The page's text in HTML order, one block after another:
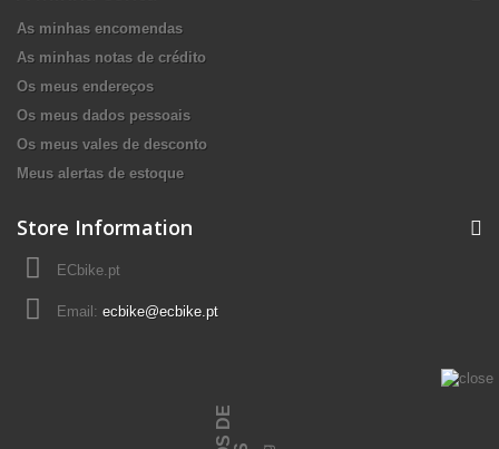
As minhas encomendas
As minhas notas de crédito
Os meus endereços
Os meus dados pessoais
Os meus vales de desconto
Meus alertas de estoque
Store Information
ECbike.pt
Email: ecbike@ecbike.pt